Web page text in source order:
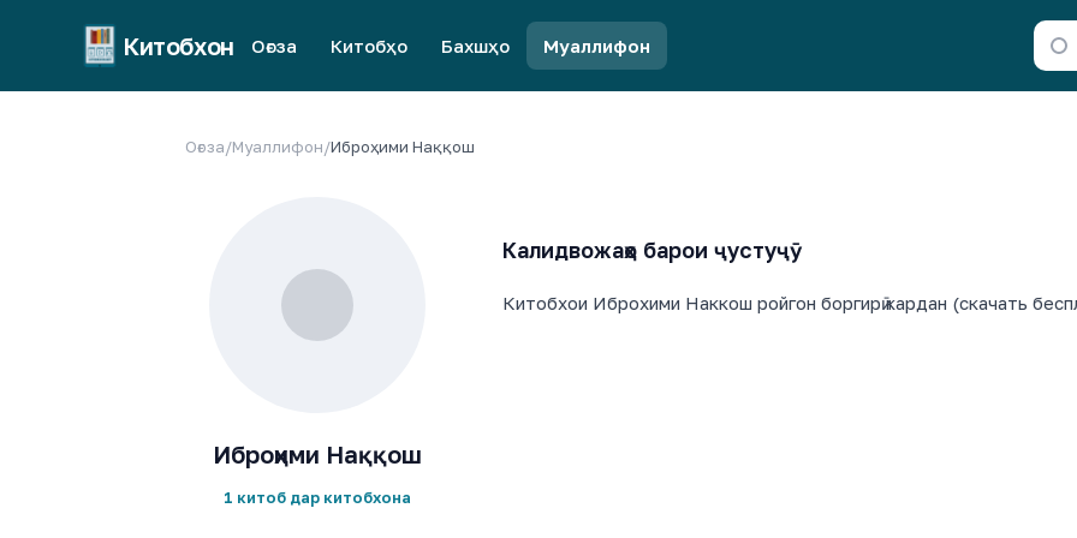
Китобхон Оғоза Китобҳо Бахшҳо Муаллифон
Оғоза/Муаллифон/Иброҳими Наққош
Иброҳими Наққош
1 китоб дар китобхона
Калидвожаҳо барои ҷустуҷӯ
Китобхои Иброхими Наккош ройгон боргирӣ кардан (скачать